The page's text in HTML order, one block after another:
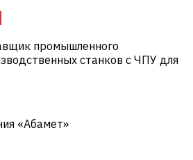
промышленного
станков с ЧПУ для
«Абамет»